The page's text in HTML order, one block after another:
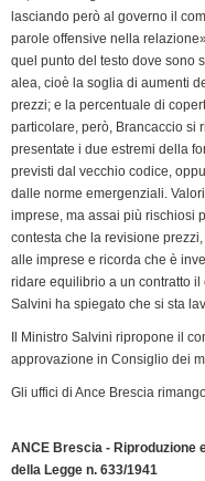
lasciando però al governo il
parole offensive nella
quel punto del testo dove sono
alea, cioè la soglia di aumenti
prezzi; e la percentuale di
particolare, però, Brancaccio si
presentate i due estremi della
previsti dal vecchio codice,
dalle norme emergenziali.
imprese, ma assai più rischiosi
contesta che la revisione
alle imprese e ricorda che è
ridare equilibrio a un contratto il
Salvini ha spiegato che si sta
Il Ministro Salvini ripropone il
approvazione in Consiglio dei
Gli uffici di Ance Brescia
ANCE Brescia - Riproduzione
della Legge n. 633/1941